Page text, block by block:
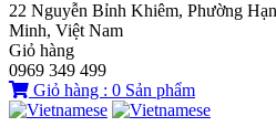
22 Nguyễn Bỉnh Khiêm, Phường
Minh, Việt Nam
Giỏ hàng
0969 349 499
Giỏ hàng : 0 Sản phẩm